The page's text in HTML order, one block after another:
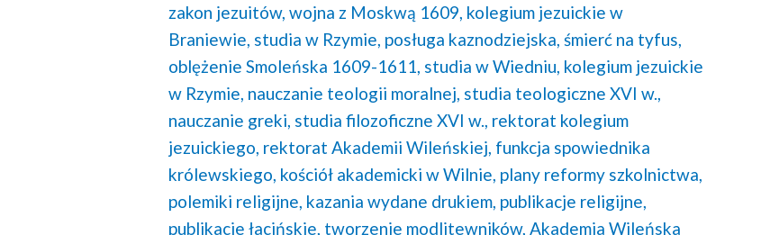
zakon jezuitów, wojna z Moskwą 1609, kolegium jezuickie w
Braniewie, studia w Rzymie, posługa kaznodziejska, śmierć na tyfus,
oblężenie Smoleńska 1609-1611, studia w Wiedniu, kolegium jezuickie
w Rzymie, nauczanie teologii moralnej, studia teologiczne XVI w.,
nauczanie greki, studia filozoficzne XVI w., rektorat kolegium
jezuickiego, rektorat Akademii Wileńskiej, funkcja spowiednika
królewskiego, kościół akademicki w Wilnie, plany reformy szkolnictwa,
polemiki religijne, kazania wydane drukiem, publikacje religijne,
publikacje łacińskie, tworzenie modlitewników, Akademia Wileńska